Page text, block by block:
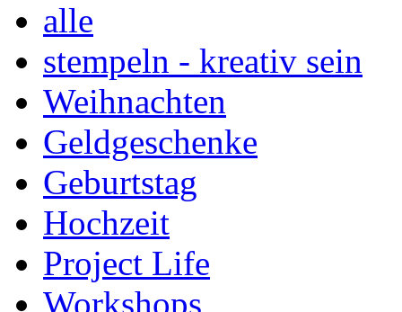
alle
stempeln - kreativ sein
Weihnachten
Geldgeschenke
Geburtstag
Hochzeit
Project Life
Workshops